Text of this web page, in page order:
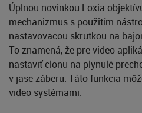
Úplnou novinkou Loxia
mechanizmus s použitím
nastavovacou skrutkou na
To znamená, že pre video
nastaviť clonu na plynulé
v jase záberu. Táto funkcia
video systémami.